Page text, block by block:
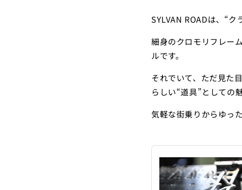
SYLVAN ROADは、“ク
細身のクロモリフレー
ルです。
それでいて、ただ見た
らしい“道具”としての
気軽な街乗りからゆっ